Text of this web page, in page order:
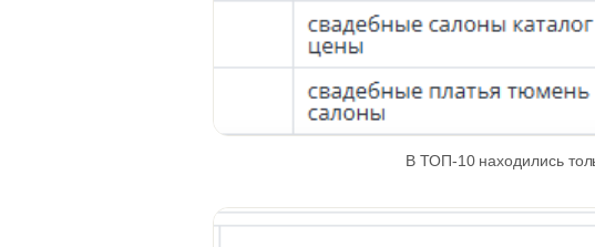
В ТОП-10 находились